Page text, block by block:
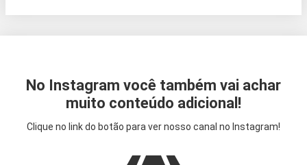
No Instagram você também vai achar
muito conteúdo adicional!
Clique no link do botão para ver nosso canal no Instagram!